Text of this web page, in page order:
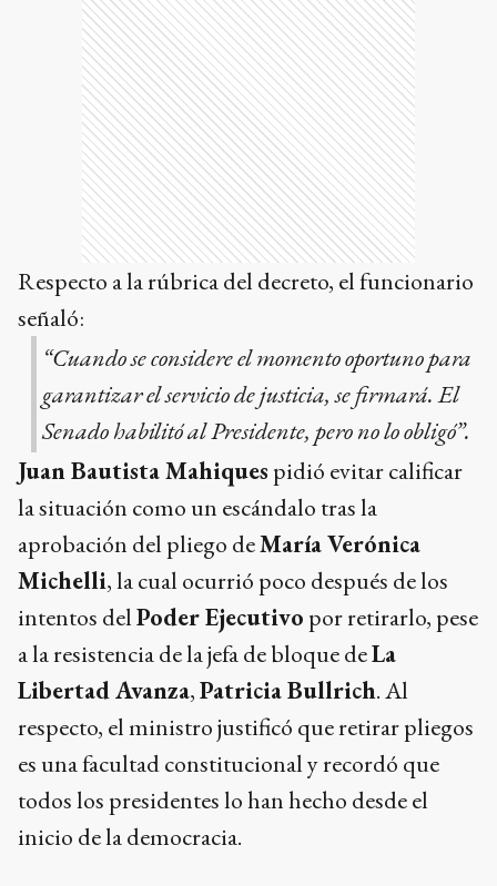
Respecto a la rúbrica del decreto, el funcionario
señaló:
“Cuando se considere el momento oportuno para
garantizar el servicio de justicia, se firmará. El
Senado habilitó al Presidente, pero no lo obligó”.
Juan Bautista Mahiques pidió evitar calificar
la situación como un escándalo tras la
aprobación del pliego deMaría Verónica
Michelli, la cual ocurrió poco después de los
intentos delPoder Ejecutivo por retirarlo, pese
a la resistencia de la jefa de bloque deLa
Libertad Avanza,Patricia Bullrich. Al
respecto, el ministro justificó que retirar pliegos
es una facultad constitucional y recordó que
todos los presidentes lo han hecho desde el
inicio de la democracia.